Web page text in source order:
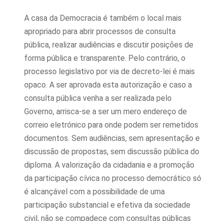
A casa da Democracia é também o local mais
apropriado para abrir processos de consulta
pública, realizar audiências e discutir posições de
forma pública e transparente. Pelo contrário, o
processo legislativo por via de decreto-lei é mais
opaco. A ser aprovada esta autorização e caso a
consulta pública venha a ser realizada pelo
Governo, arrisca-se a ser um mero endereço de
correio eletrónico para onde podem ser remetidos
documentos. Sem audiências, sem apresentação e
discussão de propostas, sem discussão pública do
diploma. A valorização da cidadania e a promoção
da participação cívica no processo democrático só
é alcançável com a possibilidade de uma
participação substancial e efetiva da sociedade
civil, não se compadece com consultas públicas